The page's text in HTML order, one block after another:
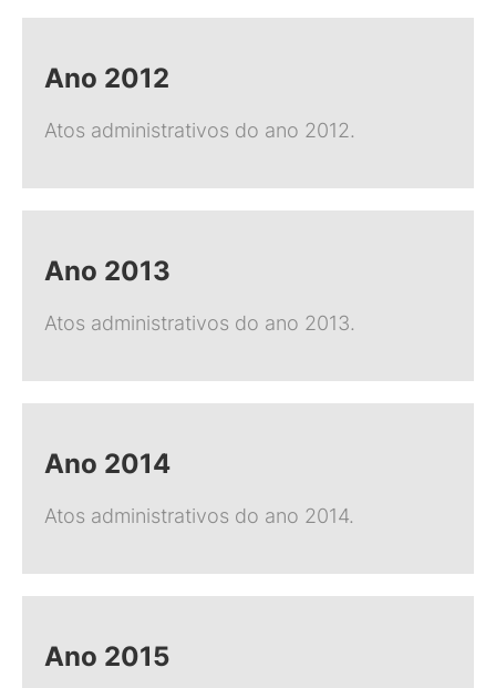
Ano 2012
Atos administrativos do ano 2012.
Ano 2013
Atos administrativos do ano 2013.
Ano 2014
Atos administrativos do ano 2014.
Ano 2015